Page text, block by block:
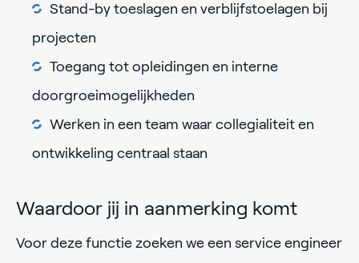
Stand-by toeslagen en verblijfstoelagen bij
projecten
Toegang tot opleidingen en interne
doorgroeimogelijkheden
Werken in een team waar collegialiteit en
ontwikkeling centraal staan
Waardoor jij in aanmerking komt
Voor deze functie zoeken we een service engineer